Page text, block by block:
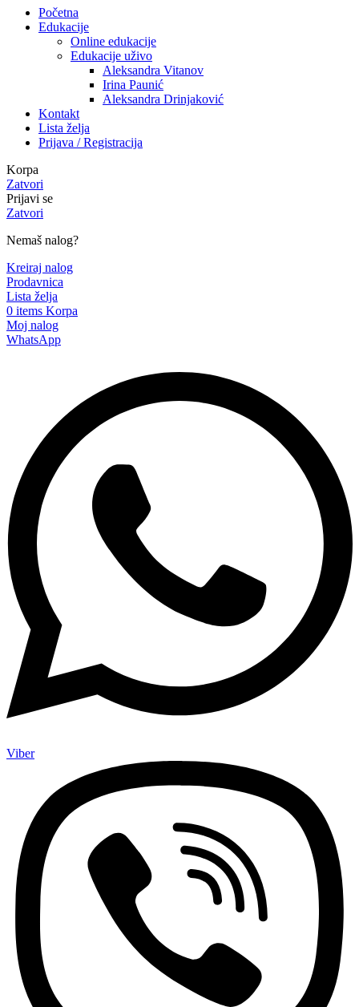
Početna
Edukacije
Online edukacije
Edukacije uživo
Aleksandra Vitanov
Irina Paunić
Aleksandra Drinjaković
Kontakt
Lista želja
Prijava / Registracija
Korpa
Zatvori
Prijavi se
Zatvori
Nemaš nalog?
Kreiraj nalog
Prodavnica
Lista želja
0 items Korpa
Moj nalog
WhatsApp
Viber